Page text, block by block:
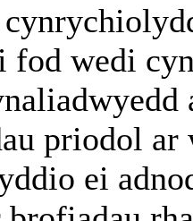
fod wedi
priodol ar
ei